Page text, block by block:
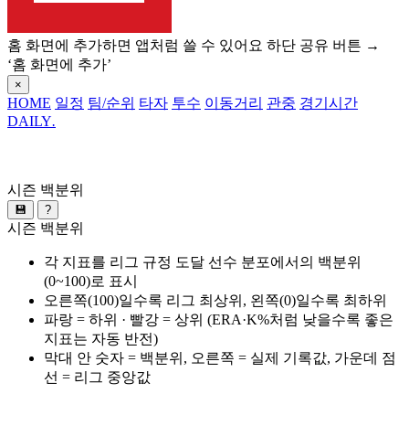
홈 화면에 추가하면 앱처럼 쓸 수 있어요 하단 공유 버튼 →
‘홈 화면에 추가’
×
HOME 일정 팀/순위 타자 투수 이동거리 관중 경기시간
DAILY.
시즌 백분위
💾 ?
시즌 백분위
각 지표를 리그 규정 도달 선수 분포에서의 백분위
(0~100)로 표시
오른쪽(100)일수록 리그 최상위, 왼쪽(0)일수록 최하위
파랑 = 하위 · 빨강 = 상위 (ERA·K%처럼 낮을수록 좋은
지표는 자동 반전)
막대 안 숫자 = 백분위, 오른쪽 = 실제 기록값, 가운데 점
선 = 리그 중앙값